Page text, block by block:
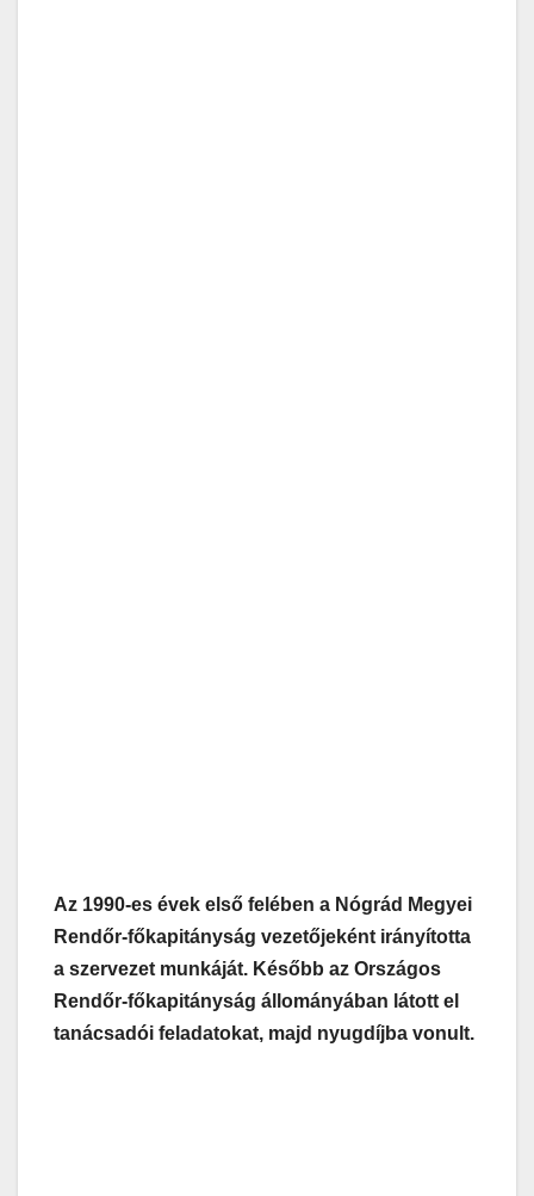
Az 1990-es évek első felében a Nógrád Megyei
Rendőr-főkapitányság vezetőjeként irányította
a szervezet munkáját. Később az Országos
Rendőr-főkapitányság állományában látott el
tanácsadói feladatokat, majd nyugdíjba vonult.